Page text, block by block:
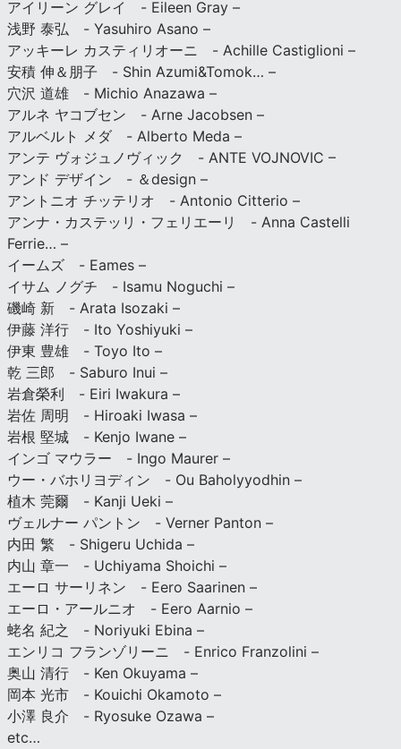
アイリーン グレイ - Eileen Gray –
浅野 泰弘 - Yasuhiro Asano –
アッキーレ カスティリオーニ - Achille Castiglioni –
安積 伸＆朋子 - Shin Azumi&Tomok… –
穴沢 道雄 - Michio Anazawa –
アルネ ヤコブセン - Arne Jacobsen –
アルベルト メダ - Alberto Meda –
アンテ ヴォジュノヴィック - ANTE VOJNOVIC –
アンド デザイン - ＆design –
アントニオ チッテリオ - Antonio Citterio –
アンナ・カステッリ・フェリエーリ - Anna Castelli
Ferrie… –
イームズ - Eames –
イサム ノグチ - Isamu Noguchi –
磯崎 新 - Arata Isozaki –
伊藤 洋行 - Ito Yoshiyuki –
伊東 豊雄 - Toyo Ito –
乾 三郎 - Saburo Inui –
岩倉榮利 - Eiri Iwakura –
岩佐 周明 - Hiroaki Iwasa –
岩根 堅城 - Kenjo Iwane –
インゴ マウラー - Ingo Maurer –
ウー・バホリヨディン - Ou Baholyyodhin –
植木 莞爾 - Kanji Ueki –
ヴェルナー パントン - Verner Panton –
内田 繁 - Shigeru Uchida –
内山 章一 - Uchiyama Shoichi –
エーロ サーリネン - Eero Saarinen –
エーロ・アールニオ - Eero Aarnio –
蛯名 紀之 - Noriyuki Ebina –
エンリコ フランゾリーニ - Enrico Franzolini –
奥山 清行 - Ken Okuyama –
岡本 光市 - Kouichi Okamoto –
小澤 良介 - Ryosuke Ozawa –
etc…